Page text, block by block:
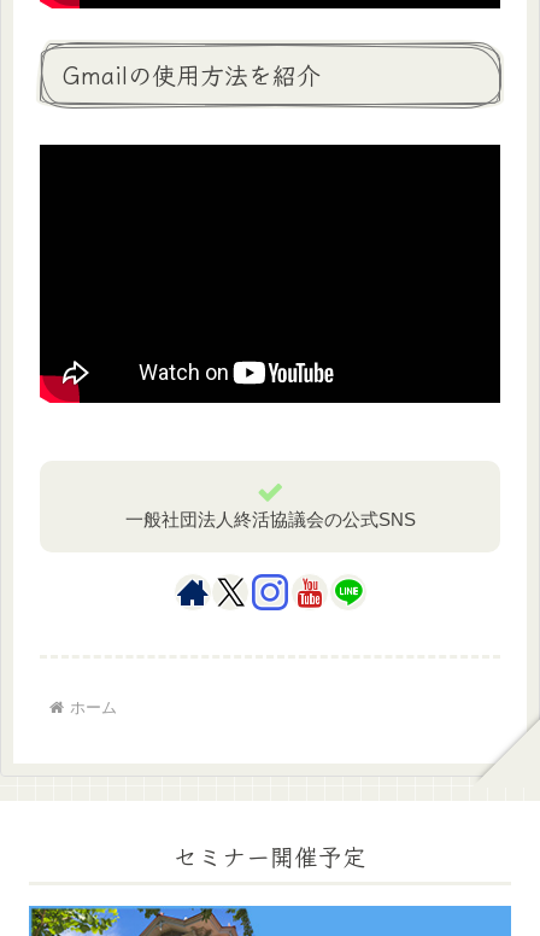
Gmailの使用方法を紹介
一般社団法人終活協議会の公式SNS
ホーム
セミナー開催予定